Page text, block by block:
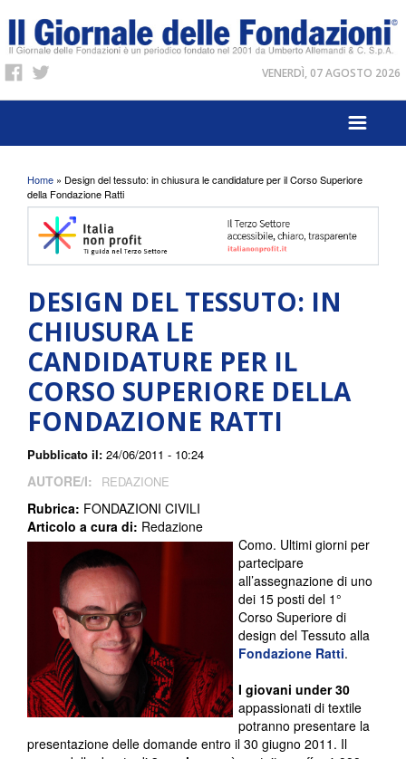
VENERDÌ, 07 AGOSTO 2026
Tu sei qui
Home » Design del tessuto: in chiusura le candidature per il Corso Superiore
della Fondazione Ratti
DESIGN DEL TESSUTO: IN
CHIUSURA LE
CANDIDATURE PER IL
CORSO SUPERIORE DELLA
FONDAZIONE RATTI
Pubblicato il: 24/06/2011 - 10:24
AUTORE/I: REDAZIONE
Rubrica: FONDAZIONI CIVILI
Articolo a cura di: Redazione
Como. Ultimi giorni per
partecipare
all’assegnazione di uno
dei 15 posti del 1°
Corso Superiore di
design del Tessuto alla
Fondazione Ratti.
I giovani under 30
appassionati di textile
potranno presentare la
presentazione delle domande entro il 30 giugno 2011. Il